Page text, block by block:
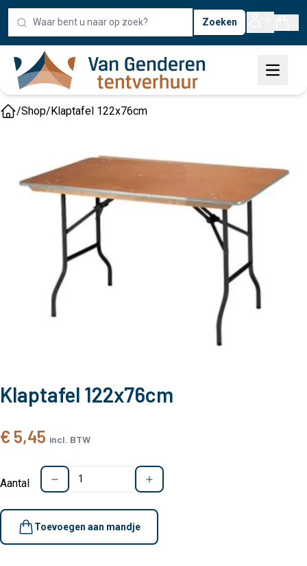
Zoeken
/Shop/Klaptafel 122x76cm
Klaptafel 122x76cm
€ 5,45 incl. BTW
Aantal
Toevoegen aan mandje